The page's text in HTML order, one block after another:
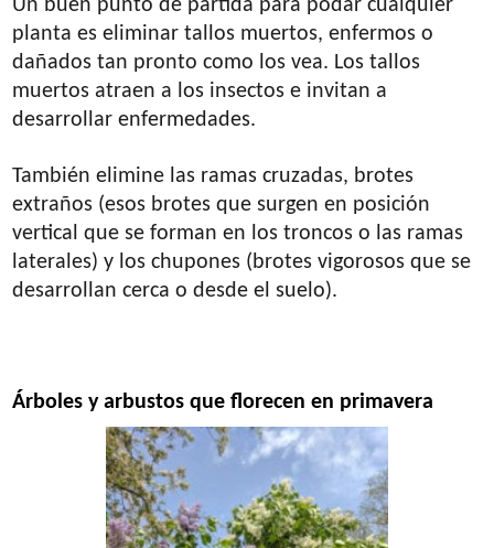
Un buen punto de partida para podar cualquier
planta es eliminar tallos muertos, enfermos o
dañados tan pronto como los vea. Los tallos
muertos atraen a los insectos e invitan a
desarrollar enfermedades.
También elimine las ramas cruzadas, brotes
extraños (esos brotes que surgen en posición
vertical que se forman en los troncos o las ramas
laterales) y los chupones (brotes vigorosos que se
desarrollan cerca o desde el suelo).
Árboles y arbustos que florecen en primavera